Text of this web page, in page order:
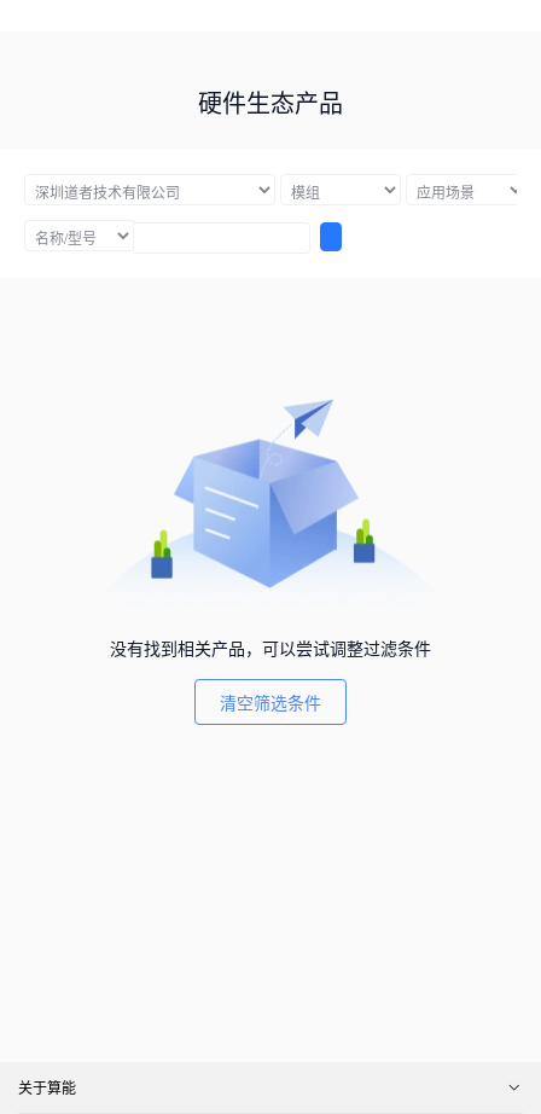
硬件生态产品
没有找到相关产品，可以尝试调整过滤条件
清空筛选条件
关于算能